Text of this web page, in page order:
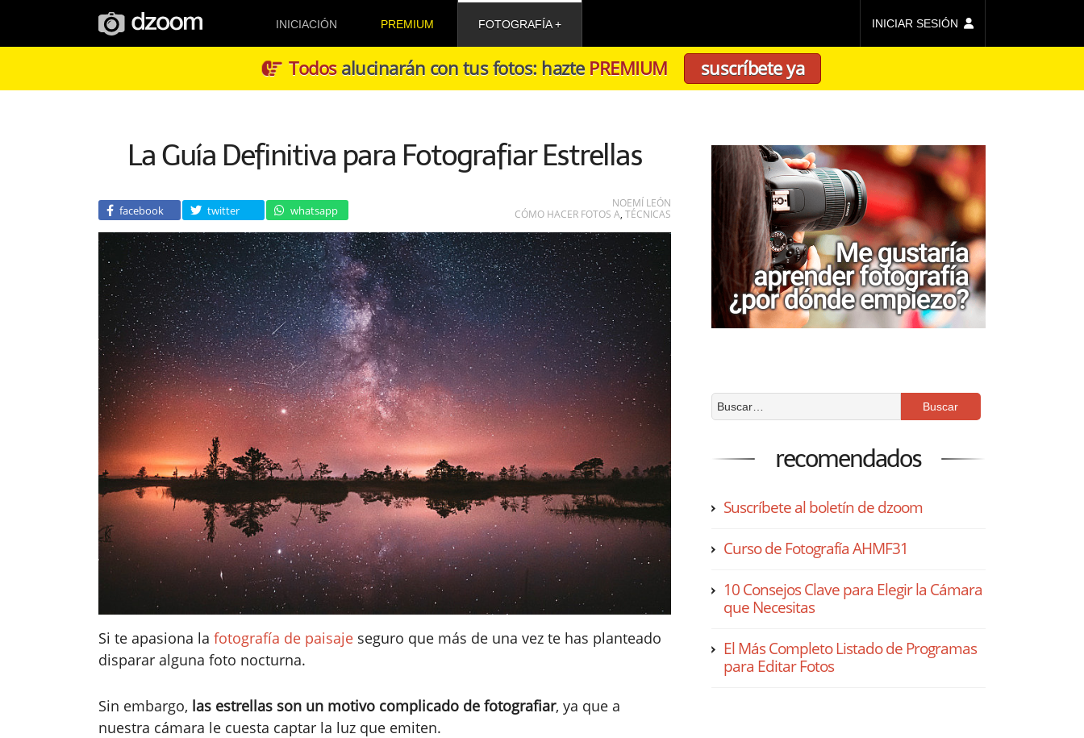
INICIACIÓN PREMIUM FOTOGRAFÍA INICIAR SESIÓN
Todosalucinarán con tus fotos: hazte PREMIUM suscríbete ya
La Guía Definitiva para Fotografiar Estrellas
facebook twitter whatsapp
NOEMÍ LEÓN
CÓMO HACER FOTOS A, TÉCNICAS
Si te apasiona la fotografía de paisaje seguro que más de una vez te has planteado
disparar alguna foto nocturna.
Sin embargo, las estrellas son un motivo complicado de fotografiar, ya que a
nuestra cámara le cuesta captar la luz que emiten.
recomendados
Suscríbete al boletín de dzoom
Curso de Fotografía AHMF31
10 Consejos Clave para Elegir la Cámara
que Necesitas
El Más Completo Listado de Programas
para Editar Fotos